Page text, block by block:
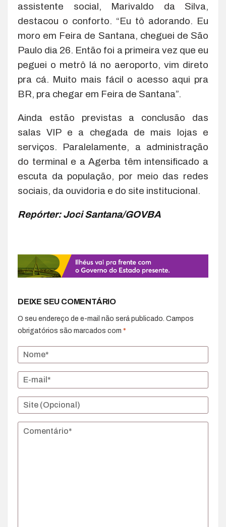
assistente social, Marivaldo da Silva,
destacou o conforto. “Eu tô adorando. Eu
moro em Feira de Santana, cheguei de São
Paulo dia 26. Então foi a primeira vez que eu
peguei o metrô lá no aeroporto, vim direto
pra cá. Muito mais fácil o acesso aqui pra
BR, pra chegar em Feira de Santana”.
Ainda estão previstas a conclusão das
salas VIP e a chegada de mais lojas e
serviços. Paralelamente, a administração
do terminal e a Agerba têm intensificado a
escuta da população, por meio das redes
sociais, da ouvidoria e do site institucional.
Repórter: Joci Santana/GOVBA
DEIXE SEU COMENTÁRIO
O seu endereço de e-mail não será publicado. Campos
obrigatórios são marcados com *